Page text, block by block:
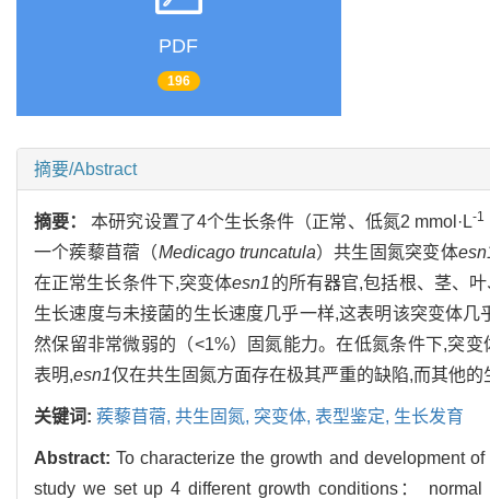
PDF
196
摘要/Abstract
摘要：本研究设置了4个生长条件（正常、低氮2 mmol·L-1
一个蒺藜苜蓿（Medicago truncatula）共生固氮突变体
在正常生长条件下,突变体esn1 的所有器官,包括根、茎、
生长速度与未接菌的生长速度几乎一样,这表明该突变体
然保留非常微弱的（<1%）固氮能力。在低氮条件下,突变
表明,esn1仅在共生固氮方面存在极其严重的缺陷,而其他
关键词: 蒺藜苜蓿, 共生固氮, 突变体, 表型鉴定, 生长发育
Abstract:To characterize the growth and development
study we set up 4 different growth conditions：